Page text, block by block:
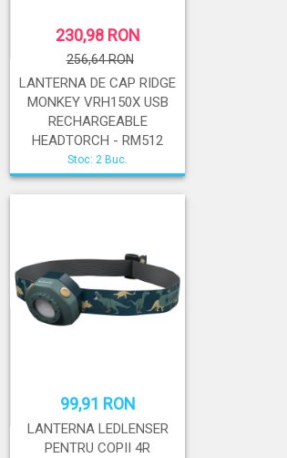
230,98 RON
256,64 RON
LANTERNA DE CAP RIDGE
MONKEY VRH150X USB
RECHARGEABLE
HEADTORCH - RM512
Stoc: 2 Buc.
99,91 RON
LANTERNA LEDLENSER
PENTRU COPII 4R